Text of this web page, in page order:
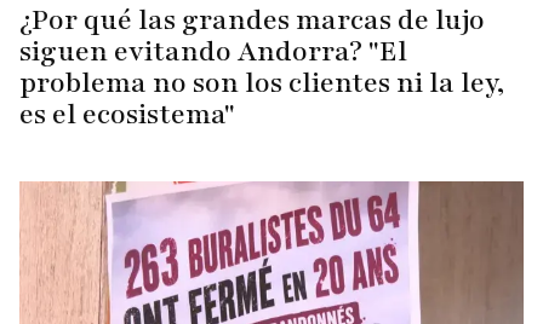
¿Por qué las grandes marcas de lujo
siguen evitando Andorra? "El
problema no son los clientes ni la ley,
es el ecosistema"